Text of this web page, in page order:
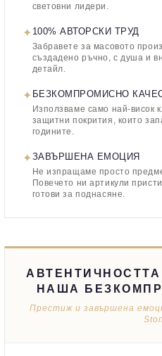
световни лидери.
✦ 100% АВТОРСКИ ТРУД
Забравете за масовото
създадено ръчно, с душа и
детайл.
✦ БЕЗКОМПРОМИСНО
Използваме само най-висок
защитни покрития, които
годините.
✦ЗАВЪРШЕНА ЕМОЦИЯ
Не изпращаме просто
Повечето ни артикули
готови за поднасяне.
НАША
Престиж и завършена